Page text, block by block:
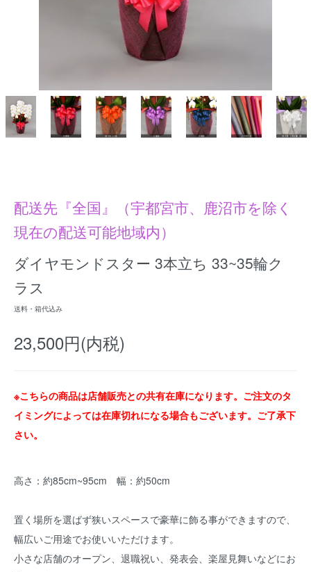
配送先『全国』（宇都宮市、鹿沼市を除く
現在の配送可能地域内）
ダイヤモンドスター 3本立ち 33~35輪ク
ラス
送料・箱代込み
23,500円(内税)
※こちらの商品は店舗販売との共有在庫になります。ご注文のタ
イミングによっては在庫切れになる場合もございます。ご了承下
さい。
高さ：約85cm~95cm 幅：約50cm
置く場所を選ばず狭いスペースで豪華に飾る事ができますので、
幅広いご用途でお使いいただけます。
小さな店舗のオープン、退職祝い、発表会、楽屋見舞いなどにお